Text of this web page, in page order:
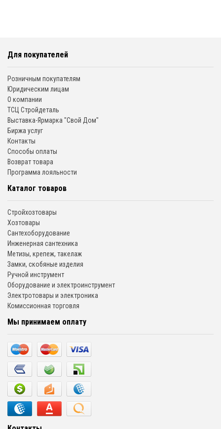
Для покупателей
Розничным покупателям
Юридическим лицам
О компании
ТСЦ Стройдеталь
Выставка-Ярмарка "Свой Дом"
Биржа услуг
Контакты
Способы оплаты
Возврат товара
Программа лояльности
Каталог товаров
Стройхозтовары
Хозтовары
Сантехоборудование
Инженерная сантехника
Метизы, крепеж, такелаж
Замки, скобяные изделия
Ручной инструмент
Оборудование и электроинструмент
Электротовары и электроника
Комиссионная торговля
Мы принимаем оплату